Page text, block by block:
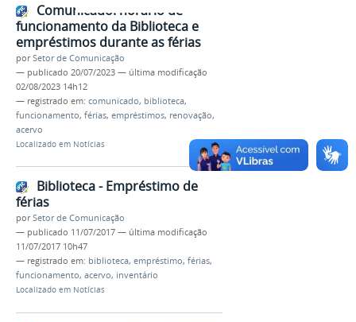
Comunicado: horário de
funcionamento da Biblioteca e
empréstimos durante as férias
porSetor de Comunicação
— publicado 20/07/2023 — última modificação
02/08/2023 14h12
— registrado em: comunicado, biblioteca,
funcionamento, férias, empréstimos, renovação,
acervo
Localizado em Notícias
Biblioteca - Empréstimo de
férias
porSetor de Comunicação
— publicado 11/07/2017 — última modificação
11/07/2017 10h47
— registrado em: biblioteca, empréstimo, férias,
funcionamento, acervo, inventário
Localizado em Notícias